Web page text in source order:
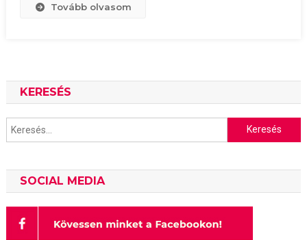
Tovább olvasom
KERESÉS
Keresés:
SOCIAL MEDIA